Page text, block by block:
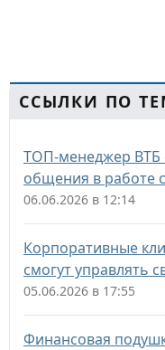
ССЫЛКИ ПО
ТОП-менеджер ВТБ
общения в работе
06.06.2026 в 12:14
Корпоративные
смогут управлять
05.06.2026 в 17:55
Финансовая